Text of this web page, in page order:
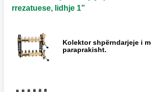
rrezatuese, lidhje 1”
Kolektor shpërndarjeje i
paraprakisht.